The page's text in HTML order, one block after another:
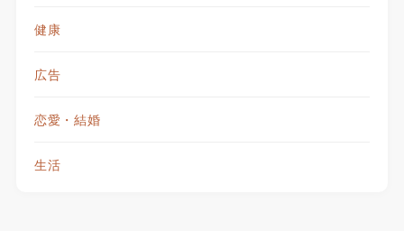
健康
広告
恋愛・結婚
生活